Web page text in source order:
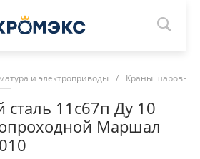
и электроприводы / Краны шаровые
11с67п Ду 10
Маршал